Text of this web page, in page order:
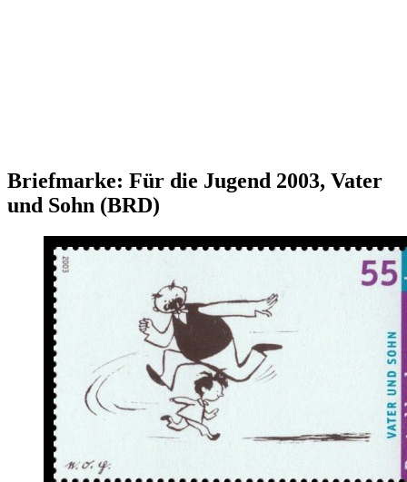
Briefmarke: Für die Jugend 2003, Vater
und Sohn (BRD)